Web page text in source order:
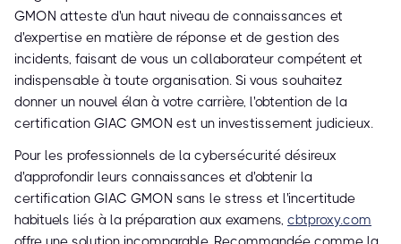
GMON atteste d'un haut niveau de connaissances et
d'expertise en matière de réponse et de gestion des
incidents, faisant de vous un collaborateur compétent et
indispensable à toute organisation. Si vous souhaitez
donner un nouvel élan à votre carrière, l'obtention de la
certification GIAC GMON est un investissement judicieux.
Pour les professionnels de la cybersécurité désireux
d'approfondir leurs connaissances et d'obtenir la
certification GIAC GMON sans le stress et l'incertitude
habituels liés à la préparation aux examens, cbtproxy.com